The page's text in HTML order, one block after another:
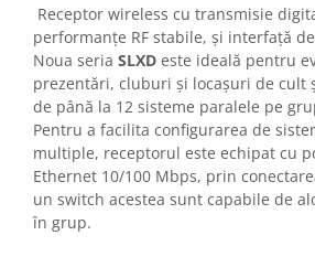
Casti
Casti cu fir
Casti fara fir
DI Box
Interfete audio
Microfoane
Accesorii pentru Microfoane
Headset-uri si lavaliere
Receptor wireless cu transmisie
performanțe RF stabile, și interfață
Noua seria SLXD este ideală pentru
prezentări, cluburi și locașuri de cult
de până la 12 sisteme paralele pe
Pentru a facilita configurarea de
multiple, receptorul este echipat cu
Ethernet 10/100 Mbps, prin
un switch acestea sunt capabile de
în grup.